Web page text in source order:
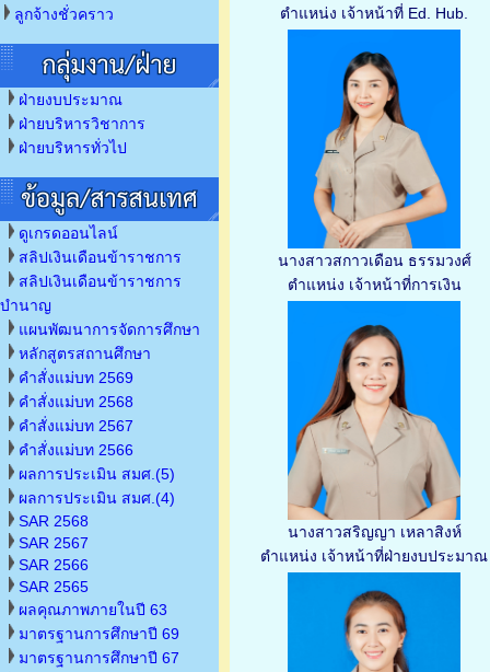
ลูกจ้างชั่วคราว
ฝ่ายงบประมาณ
ฝ่ายบริหารวิชาการ
ฝ่ายบริหารทั่วไป
ดูเกรดออนไลน์
สลิปเงินเดือนข้าราชการ
สลิปเงินเดือนข้าราชการ
บำนาญ
แผนพัฒนาการจัดการศึกษา
หลักสูตรสถานศึกษา
คำสั่งแม่บท 2569
คำสั่งแม่บท 2568
คำสั่งแม่บท 2567
คำสั่งแม่บท 2566
ผลการประเมิน สมศ.(5)
ผลการประเมิน สมศ.(4)
SAR 2568
SAR 2567
SAR 2566
SAR 2565
ผลคุณภาพภายในปี 63
มาตรฐานการศึกษาปี 69
มาตรฐานการศึกษาปี 67
ตำแหน่ง เจ้าหน้าที่ Ed. Hub.
นางสาวสกาวเดือน ธรรมวงศ์
ตำแหน่ง เจ้าหน้าที่การเงิน
นางสาวสริญญา เหลาสิงห์
ตำแหน่ง เจ้าหน้าที่ฝ่ายงบประมาณ